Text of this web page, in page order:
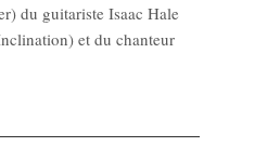
du guitariste Isaac Hale
et du chanteur